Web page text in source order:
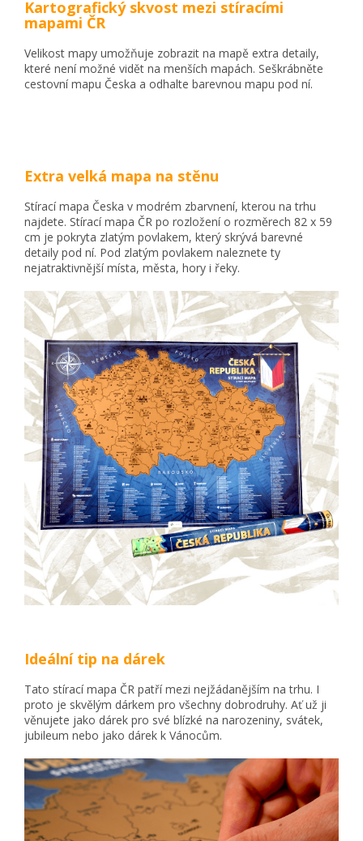
Kartografický skvost mezi stíracími
mapami ČR
Velikost mapy umožňuje zobrazit na mapě extra detaily,
které není možné vidět na menších mapách. Seškrábněte
cestovní mapu Česka a odhalte barevnou mapu pod ní.
Extra velká mapa na stěnu
Stírací mapa Česka v modrém zbarvnení, kterou na trhu
najdete. Stírací mapa ČR po rozložení o rozměrech 82 x 59
cm je pokryta zlatým povlakem, který skrývá barevné
detaily pod ní. Pod zlatým povlakem naleznete ty
nejatraktivnější místa, města, hory i řeky.
Ideální tip na dárek
Tato stírací mapa ČR patří mezi nejžádanějším na trhu. I
proto je skvělým dárkem pro všechny dobrodruhy. Ať už ji
věnujete jako dárek pro své blízké na narozeniny, svátek,
jubileum nebo jako dárek k Vánocům.